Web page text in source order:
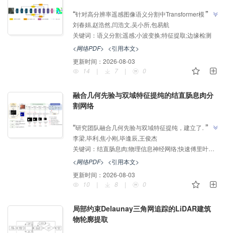
“针对高分辨率遥感图像语义分割中Transformer模型因
多次下采样导致细节衰减、边缘模糊及结构性目标失真
的问题，介绍了其在遥感影像智能解译领域的研究进
展，研究团队建立了级联精炼网络体系，通过频域重建
与几何校准的级联解码策略，为解决高分辨率遥感图像
特征逐层退化问题提供解决方案。
”
刘春娟,赵浩然,闫浩文,吴小所,包易航
关键词： 语义分割;遥感;小波变换;特征提取;边缘检测
<网络PDF> <引用本文>
更新时间： 2026-08-03
14
| 7 | 0
融合几何先验与双域特征提纯的结直肠息肉分
割网络
“研究团队融合几何先验与双域特征提纯，建立了
GPDP-Net分割网络，探索了结直肠息肉精准分割新路
径，为医学影像智能诊断体系建设奠定了基础。”
”
李梁,毕利,焦小刚,毕逢辰,王俊杰
关键词： 结直肠息肉;物理信息神经网络;快速傅里叶变换;边缘感知;反向注意力机制
<网络PDF> <引用本文>
更新时间： 2026-08-03
10
| 8 | 0
局部约束Delaunay三角网追踪的LiDAR建筑
物轮廓提取